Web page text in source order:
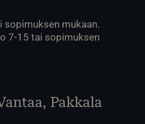
sopimuksen mukaan.
7-15 tai sopimuksen
Pakkala